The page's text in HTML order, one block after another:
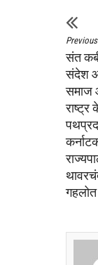
संत
संदेश
समाज
राष्ट्र
गहलोत